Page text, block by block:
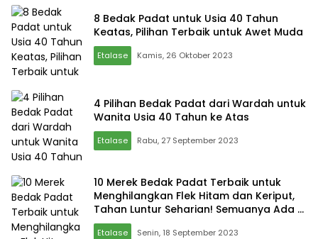
8 Bedak Padat untuk Usia 40 Tahun
Keatas, Pilihan Terbaik untuk Awet Muda
Etalase Kamis, 26 Oktober 2023
4 Pilihan Bedak Padat dari Wardah untuk
Wanita Usia 40 Tahun ke Atas
Etalase Rabu, 27 September 2023
10 Merek Bedak Padat Terbaik untuk
Menghilangkan Flek Hitam dan Keriput,
Tahan Luntur Seharian! Semuanya Ada di
Sini!
Etalase Senin, 18 September 2023